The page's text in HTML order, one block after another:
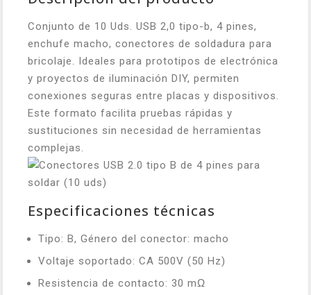
Conjunto de 10 Uds. USB 2,0 tipo-b, 4 pines,
enchufe macho, conectores de soldadura para
bricolaje. Ideales para prototipos de electrónica
y proyectos de iluminación DIY, permiten
conexiones seguras entre placas y dispositivos.
Este formato facilita pruebas rápidas y
sustituciones sin necesidad de herramientas
complejas.
Especificaciones técnicas
Tipo: B, Género del conector: macho
Voltaje soportado: CA 500V (50 Hz)
Resistencia de contacto: 30 mΩ